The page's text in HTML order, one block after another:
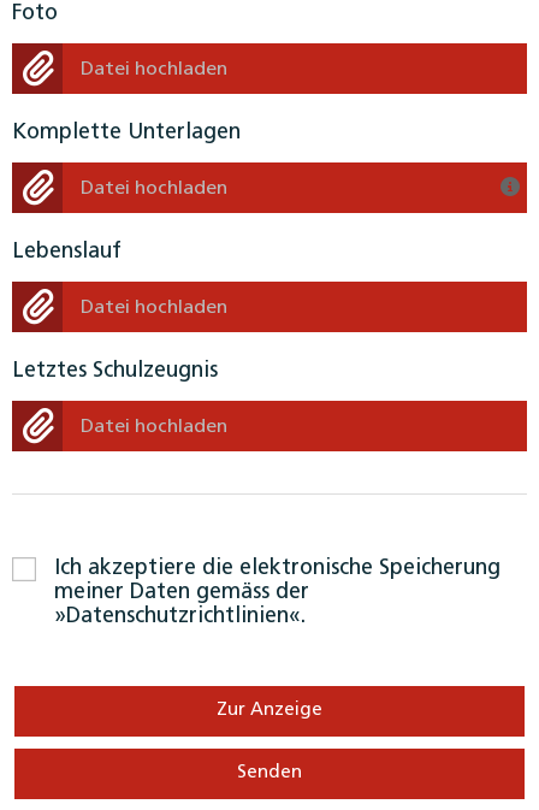
Foto
Datei hochladen
Komplette Unterlagen
Datei hochladen
Lebenslauf
Datei hochladen
Letztes Schulzeugnis
Datei hochladen
Ich akzeptiere die elektronische Speicherung
meiner Daten gemäss der
Datenschutzrichtlinien
.
Zur Anzeige
Senden